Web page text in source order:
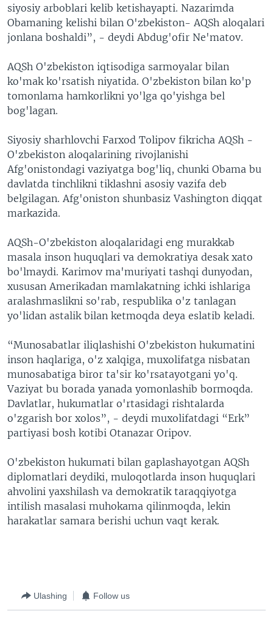
siyosiy arboblari kelib ketishayapti. Nazarimda
Obamaning kelishi bilan O'zbekiston- AQSh aloqalari
jonlana boshaldi”, - deydi Abdug'ofir Ne'matov.
AQSh O'zbekiston iqtisodiga sarmoyalar bilan
ko'mak ko'rsatish niyatida. O'zbekiston bilan ko'p
tomonlama hamkorlikni yo'lga qo'yishga bel
bog'lagan.
Siyosiy sharhlovchi Farxod Tolipov fikricha AQSh -
O'zbekiston aloqalarining rivojlanishi
Afg'onistondagi vaziyatga bog'liq, chunki Obama bu
davlatda tinchlikni tiklashni asosiy vazifa deb
belgilagan. Afg'oniston shunbasiz Vashington diqqat
markazida.
AQSh-O'zbekiston aloqalaridagi eng murakkab
masala inson huquqlari va demokratiya desak xato
bo'lmaydi. Karimov ma'muriyati tashqi dunyodan,
xususan Amerikadan mamlakatning ichki ishlariga
aralashmaslikni so'rab, respublika o'z tanlagan
yo'lidan astalik bilan ketmoqda deya eslatib keladi.
“Munosabatlar iliqlashishi O'zbekiston hukumatini
inson haqlariga, o'z xalqiga, muxolifatga nisbatan
munosabatiga biror ta'sir ko'rsatayotgani yo'q.
Vaziyat bu borada yanada yomonlashib bormoqda.
Davlatlar, hukumatlar o'rtasidagi rishtalarda
o'zgarish bor xolos”, - deydi muxolifatdagi “Erk”
partiyasi bosh kotibi Otanazar Oripov.
O'zbekiston hukumati bilan gaplashayotgan AQSh
diplomatlari deydiki, muloqotlarda inson huquqlari
ahvolini yaxshilash va demokratik taraqqiyotga
intilish masalasi muhokama qilinmoqda, lekin
harakatlar samara berishi uchun vaqt kerak.
Ulashing Follow us